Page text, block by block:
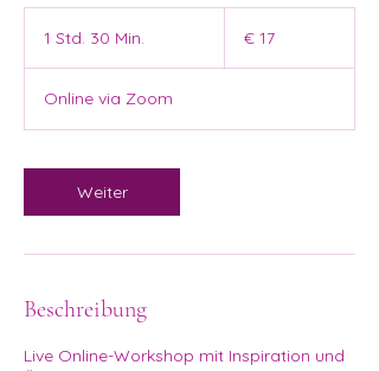
1 Std. 30 Min.
d
3
M
n
€ 17
Online via Zoom
Weiter
Beschreibung
Live Online-Workshop mit Inspiration und